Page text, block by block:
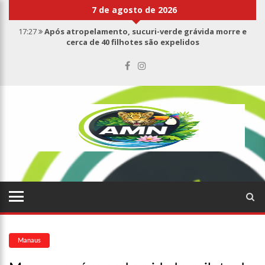
7 de agosto de 2026
17:27
Após atropelamento, sucuri-verde grávida morre e
cerca de 40 filhotes são expelidos
suspeita de botulismo
Saiba quem é Mazinho da Ecobarreira, candidato a vereador
de Manaus (vídeo)
Consumidores denunciam falta de preços em produtos e até
mau cheiro em freezer de supermercado na Cidade Nova
Justiça proíbe ex-prefeito de chegar perto de prefeita de
Nhamundá, no AM
15:01
Carro envolvido em acidente fatal pertencia a Wanderley
13:43
07:21 Grave explosão em clube de tiro deixa quatro vítimas fatais
18:42 Preço médio da gasolina registra queda e vai a R$ 5,04 no
Manaus